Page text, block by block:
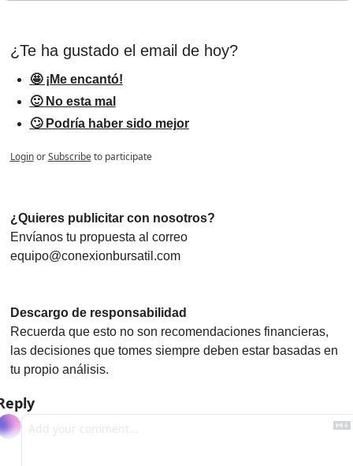
¿Te ha gustado el email de hoy?
🤩 ¡Me encantó!
🙂 No esta mal
🙄 Podría haber sido mejor
Login or Subscribe to participate
¿Quieres publicitar con nosotros?
Envíanos tu propuesta al correo
equipo@conexionbursatil.com
Descargo de responsabilidad
Recuerda que esto no son recomendaciones financieras,
las decisiones que tomes siempre deben estar basadas en
tu propio análisis.